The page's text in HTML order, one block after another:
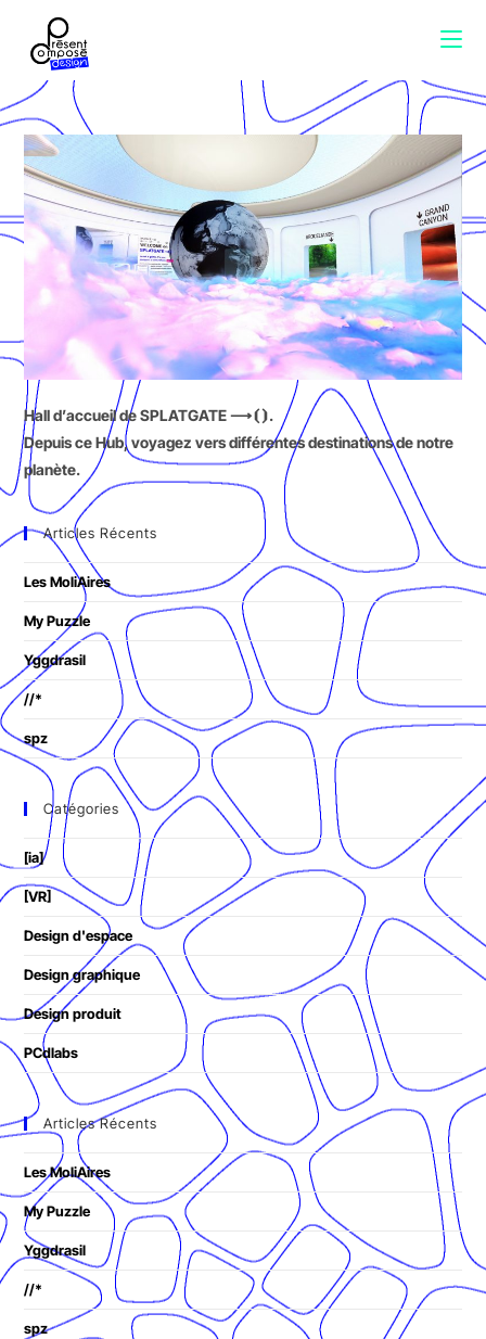
Hall d’accueil de SPLATGATE ⟶⦗⦘.
Depuis ce Hub, voyagez vers différentes destinations de notre
planète.
Articles Récents
Les MoliAires
My Puzzle
Yggdrasil
//*
spz
Catégories
[ia]
[VR]
Design d'espace
Design graphique
Design produit
PCdlabs
Articles Récents
Les MoliAires
My Puzzle
Yggdrasil
//*
spz